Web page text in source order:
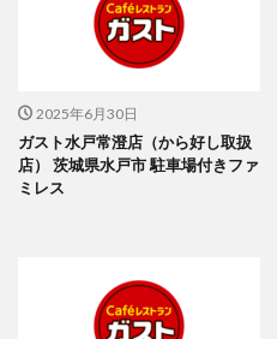
2025年6月30日
ガスト水戸常澄店（から好し取扱
店） 茨城県水戸市 駐車場付きファ
ミレス